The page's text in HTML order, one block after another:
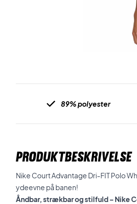
89% polyester
PRODUKTBESKRIVELSE
Nike Court Advantage Dri-FIT Polo
ydeevne på banen!
Åndbar, strækbar og stilfuld – Nike